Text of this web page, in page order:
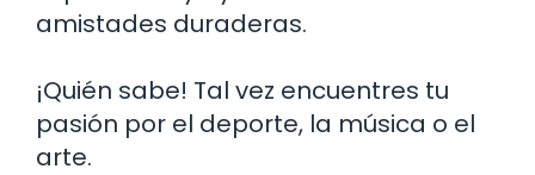
amistades duraderas.
¡Quién sabe! Tal vez encuentres tu
pasión por el deporte, la música o el
arte.